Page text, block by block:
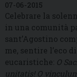
07-06-2015
Celebrare la
in una comunità
sant’Agostino
me, sentire l’eco
eucaristiche: O
unitatis! O